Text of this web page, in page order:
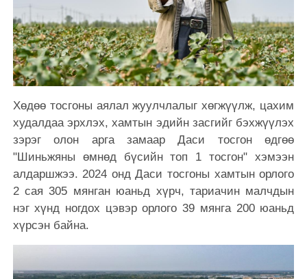
Хөдөө тосгоны аялал жуулчлалыг хөгжүүлж, цахим
худалдаа эрхлэх, хамтын эдийн засгийг бэхжүүлэх
зэрэг олон арга замаар Даси тосгон өдгөө
"Шиньжяны өмнөд бүсийн топ 1 тосгон" хэмээн
алдаршжээ. 2024 онд Даси тосгоны хамтын орлого
2 сая 305 мянган юаньд хүрч, тариачин малчдын
нэг хүнд ногдох цэвэр орлого 39 мянга 200 юаньд
хүрсэн байна.